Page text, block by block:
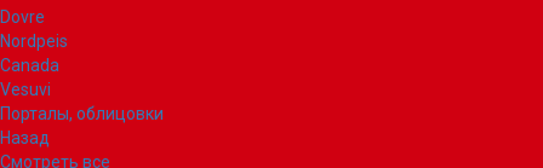
Dovre
Nordpeis
Canada
Vesuvi
Порталы, облицовки
Назад
Смотреть все